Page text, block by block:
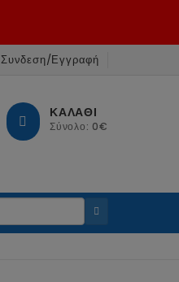
Συνδεση/Εγγραφή
ΚΑΛΑΘΙ
Σύνολο: 0€